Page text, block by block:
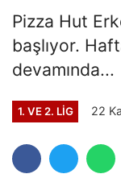
Pizza Hut
başlıyor.
devamında...
1. VE 2. LIG 22